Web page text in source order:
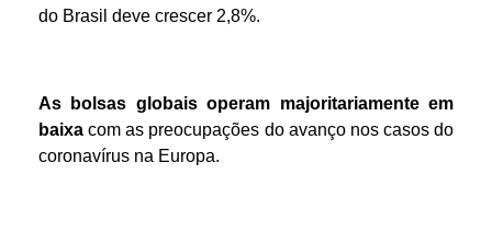
do Brasil deve crescer 2,8%.
As bolsas globais operam majoritariamente em
baixa com as preocupações do avanço nos casos do
coronavírus na Europa.